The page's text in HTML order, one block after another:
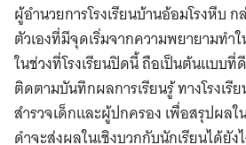
ผู้อำนวยการโรงเรียนบ้านอ้อมโรงหีบ ก
ตัวเองที่มีจุดเริ่มจากความพยายามทำ
ในช่วงที่โรงเรียนปิดนี้ ถือเป็นต้นแบบที่
ติดตามบันทึกผลการเรียนรู้ ทางโรงเ
สำรวจเด็กและผู้ปกครอง เพื่อสรุปผลใ
ดำจะส่งผลในเชิงบวกกับนักเรียนได้ยั